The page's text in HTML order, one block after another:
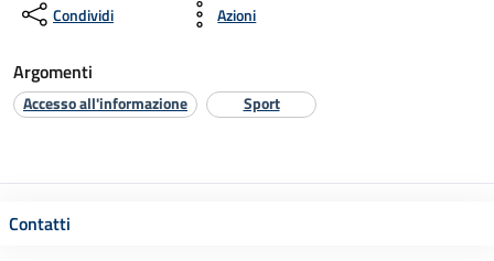
Condividi Azioni
Argomenti
Accesso all'informazione Sport
Contatti